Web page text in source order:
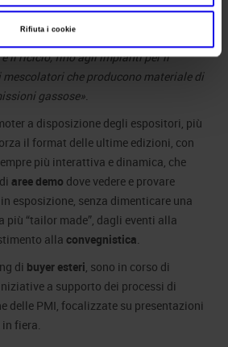
Rifiuta i cookie
di nuova generazione con
4.0 alle attrezzature per la
il riciclo, fino agli impianti per il
che producono materiale di
gassose».
a disposizione degli espositori, più
il format delle ultime edizioni, con
più interattiva e dinamica, che
aree demo dove vedere e provare
esposizione, senza dimenticare una
più “tailor made”, dagli eventi alla
alla convegnistica.
di buyer esteri, sono in corso di
a supporto dei processi di
delle PMI, focalizzate su presentazioni
fiera.